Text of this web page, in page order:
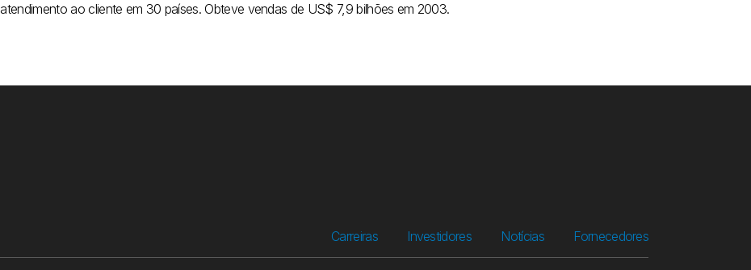
atendimento ao cliente em 30 países. Obteve vendas de US$ 7,9 bilhões em 2003.
Carreiras Investidores Notícias Fornecedores